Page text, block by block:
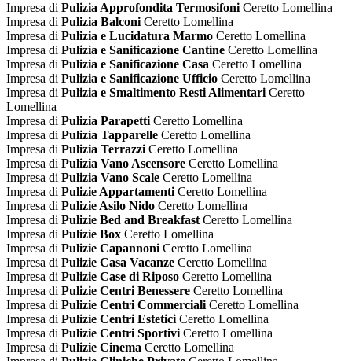
Impresa di Pulizia Approfondita Termosifoni Ceretto Lomellina
Impresa di Pulizia Balconi Ceretto Lomellina
Impresa di Pulizia e Lucidatura Marmo Ceretto Lomellina
Impresa di Pulizia e Sanificazione Cantine Ceretto Lomellina
Impresa di Pulizia e Sanificazione Casa Ceretto Lomellina
Impresa di Pulizia e Sanificazione Ufficio Ceretto Lomellina
Impresa di Pulizia e Smaltimento Resti Alimentari Ceretto
Lomellina
Impresa di Pulizia Parapetti Ceretto Lomellina
Impresa di Pulizia Tapparelle Ceretto Lomellina
Impresa di Pulizia Terrazzi Ceretto Lomellina
Impresa di Pulizia Vano Ascensore Ceretto Lomellina
Impresa di Pulizia Vano Scale Ceretto Lomellina
Impresa di Pulizie Appartamenti Ceretto Lomellina
Impresa di Pulizie Asilo Nido Ceretto Lomellina
Impresa di Pulizie Bed and Breakfast Ceretto Lomellina
Impresa di Pulizie Box Ceretto Lomellina
Impresa di Pulizie Capannoni Ceretto Lomellina
Impresa di Pulizie Casa Vacanze Ceretto Lomellina
Impresa di Pulizie Case di Riposo Ceretto Lomellina
Impresa di Pulizie Centri Benessere Ceretto Lomellina
Impresa di Pulizie Centri Commerciali Ceretto Lomellina
Impresa di Pulizie Centri Estetici Ceretto Lomellina
Impresa di Pulizie Centri Sportivi Ceretto Lomellina
Impresa di Pulizie Cinema Ceretto Lomellina